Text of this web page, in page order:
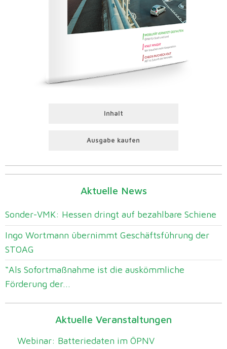
Inhalt
Ausgabe kaufen
Aktuelle News
Sonder-VMK: Hessen dringt auf bezahlbare Schiene
Ingo Wortmann übernimmt Geschäftsführung der
STOAG
“Als Sofortmaßnahme ist die auskömmliche
Förderung der...
Aktuelle Veranstaltungen
Webinar: Batteriedaten im ÖPNV